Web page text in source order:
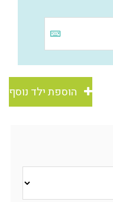
הוספת ילד נוסף